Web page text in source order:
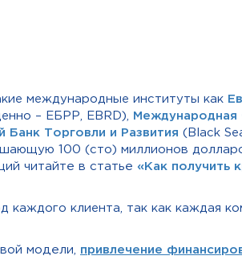
международные институты как
– ЕБРР, EBRD),
Международная
Банк Торговли и Развития (Black
100 (сто) миллионов
читайте в статье «Как получить
клиента, так как каждая
модели, привлечение